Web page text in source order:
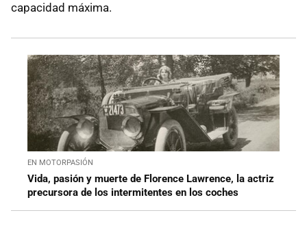
capacidad máxima.
EN MOTORPASIÓN
Vida, pasión y muerte de Florence Lawrence, la actriz
precursora de los intermitentes en los coches